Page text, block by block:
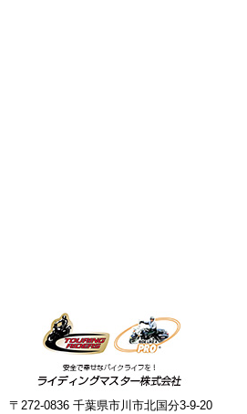
〒272-0836 千葉県市川市北国分3-9-20